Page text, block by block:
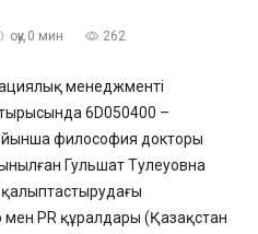
оқу 0 мин 262
менеджменті
6D050400 –
философия докторы
Гульшат Тулеуовна
мен PR құралдары (Қазақстан